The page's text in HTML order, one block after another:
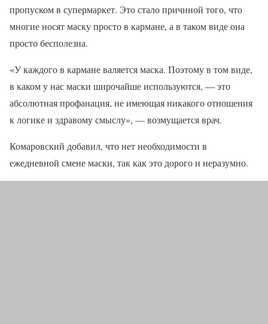
пропуском в супермаркет. Это стало причиной того, что
многие носят маску просто в кармане, а в таком виде она
просто бесполезна.
«У каждого в кармане валяется маска. Поэтому в том виде,
в каком у нас маски широчайше используются, — это
абсолютная профанация, не имеющая никакого отношения
к логике и здравому смыслу», — возмущается врач.
Комаровский добавил, что нет необходимости в
ежедневной смене маски, так как это дорого и неразумно.